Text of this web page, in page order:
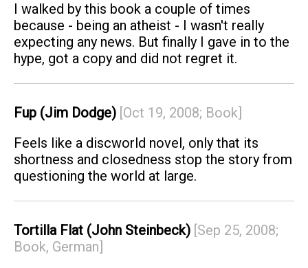
I walked by this book a couple of times
because - being an atheist - I wasn't really
expecting any news. But finally I gave in to the
hype, got a copy and did not regret it.
Fup (Jim Dodge) [Oct 19, 2008; Book]
Feels like a discworld novel, only that its
shortness and closedness stop the story from
questioning the world at large.
Tortilla Flat (John Steinbeck) [Sep 25, 2008;
Book, German]